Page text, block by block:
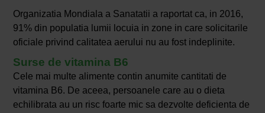
Organizatia Mondiala a Sanatatii a raportat ca, in 2016,
91% din populatia lumii locuia in zone in care solicitarile
oficiale privind calitatea aerului nu au fost indeplinite.
Surse de vitamina B6
Cele mai multe alimente contin anumite cantitati de
vitamina B6. De aceea, persoanele care au o dieta
echilibrata au un risc foarte mic sa dezvolte deficienta de